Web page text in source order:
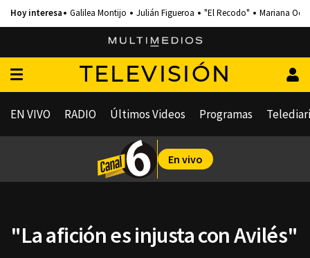
Galilea Montijo Julián Figueroa "El Recodo" Mariana
TELEVISIÓN
EN VIVO RADIO Últimos Videos Programas
En vivo
"La afición es injusta con Avilés"